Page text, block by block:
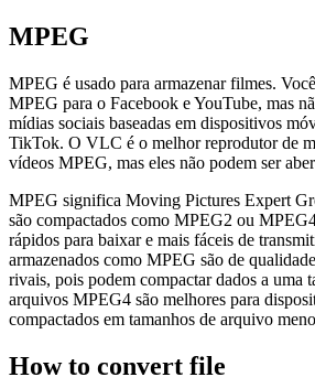
MPEG
MPEG é usado para armazenar filmes.
MPEG para o Facebook e YouTube, mas
mídias sociais baseadas em dispositivos
TikTok. O VLC é o melhor reprodutor de
vídeos MPEG, mas eles não podem ser
MPEG significa Moving Pictures Expert
são compactados como MPEG2 ou
rápidos para baixar e mais fáceis de
armazenados como MPEG são de
rivais, pois podem compactar dados a uma
arquivos MPEG4 são melhores para
compactados em tamanhos de arquivo
How to convert file